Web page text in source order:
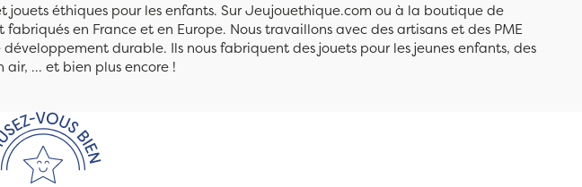
éthiques pour les enfants. Sur Jeujouethique.com ou à la boutique de
en France et en Europe. Nous travaillons avec des artisans et des PME
durable. Ils nous fabriquent des jouets pour les jeunes enfants, des
... et bien plus encore !